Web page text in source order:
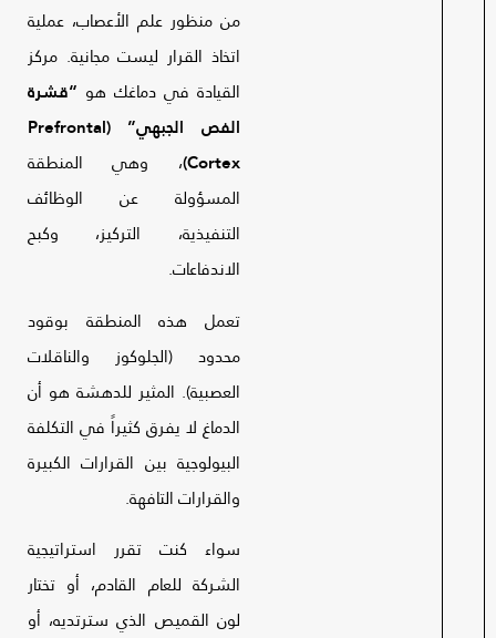
من منظور علم الأعصاب، عملية
اتخاذ القرار ليست مجانية. مركز
القيادة في دماغك هو “قشرة
الفص الجبهي” (Prefrontal
Cortex)، وهي المنطقة
المسؤولة عن الوظائف
التنفيذية، التركيز، وكبح
الاندفاعات.
تعمل هذه المنطقة بوقود
محدود (الجلوكوز والناقلات
العصبية). المثير للدهشة هو أن
الدماغ لا يفرق كثيراً في التكلفة
البيولوجية بين القرارات الكبيرة
والقرارات التافهة.
سواء كنت تقرر استراتيجية
الشركة للعام القادم، أو تختار
لون القميص الذي سترتديه، أو